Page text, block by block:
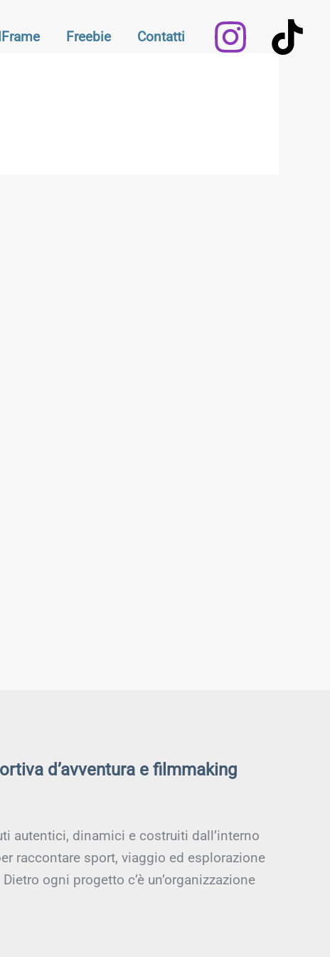
Freebie Contatti
d’avventura e filmmaking
autentici, dinamici e costruiti dall’interno
raccontare sport, viaggio ed esplorazione
ogni progetto c’è un’organizzazione